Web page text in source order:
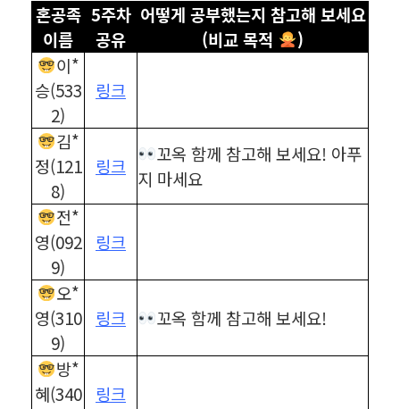
혼공족
이름
5주차
공유
어떻게 공부했는지 참고해 보세요
(비교 목적
)
이*
승(533
2)
링크
김*
정(121
8)
링크
꼬옥 함께 참고해 보세요! 아푸
지 마세요
전*
영(092
9)
링크
오*
영(310
9)
링크 꼬옥 함께 참고해 보세요!
방*
혜(340
링크